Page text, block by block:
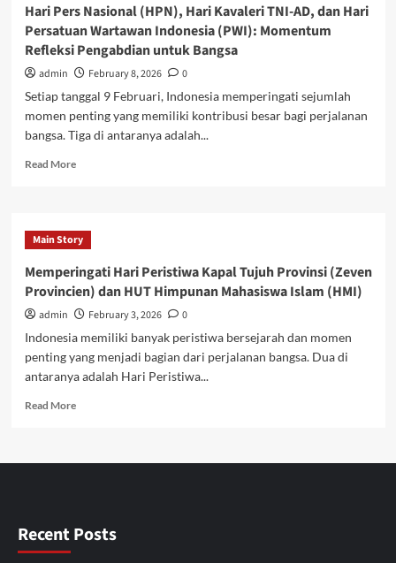
Menguatkan
Peran
Apoteker
dan
Kefarmasian
untuk
Kesehatan
Hari Pers Nasional (HPN), Hari Kavaleri TNI-AD, dan Hari
Persatuan Wartawan Indonesia (PWI): Momentum
Refleksi Pengabdian untuk Bangsa
admin February 8, 2026
0
Setiap tanggal 9 Februari, Indonesia memperingati sejumlah
momen penting yang memiliki kontribusi besar bagi perjalanan
bangsa. Tiga di antaranya adalah...
Read MoreRead
Pers
Nasional
Hari
Kavaleri
TNI-
dan
Hari
Persatuan
Indonesia
Refleksi
Main Story
Memperingati Hari Peristiwa Kapal Tujuh Provinsi (Zeven
Provincien) dan HUT Himpunan Mahasiswa Islam (HMI)
admin February 3, 2026
0
Indonesia memiliki banyak peristiwa bersejarah dan momen
penting yang menjadi bagian dari perjalanan bangsa. Dua di
antaranya adalah Hari Peristiwa...
Read MoreRead
Provinsi
Recent Posts